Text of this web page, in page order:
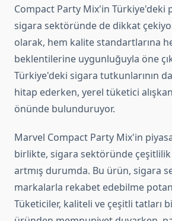
Compact Party Mix'in Türkiye'deki
sigara sektöründe de dikkat
olarak, hem kalite standartlarına
beklentilerine uygunluğuyla öne
Türkiye'deki sigara tutkunlarının
hitap ederken, yerel tüketici
önünde bulunduruyor.
Marvel Compact Party Mix'in
birlikte, sigara sektöründe çeşitlilik
artmış durumda. Bu ürün, sigara
markalarla rekabet edebilme
Tüketiciler, kaliteli ve çeşitli tatları